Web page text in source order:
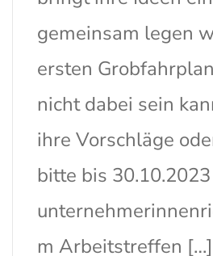
gemeinsam legen
ersten
nicht dabei sein
ihre Vorschläge
bitte bis
m Arbeitstreffen […]